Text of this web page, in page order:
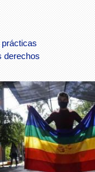
derechos